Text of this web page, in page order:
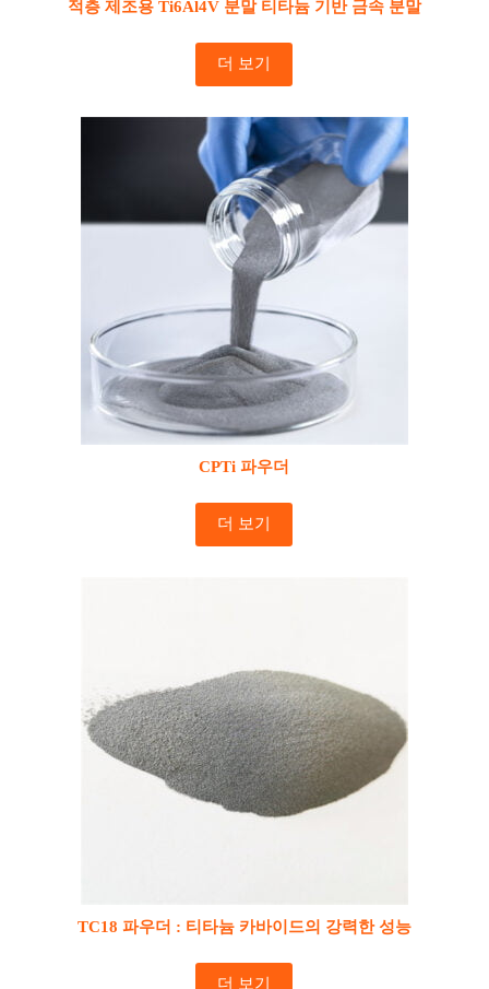
적층 제조용 Ti6Al4V 분말 티타늄 기반 금속 분말
더 보기
CPTi 파우더
더 보기
TC18 파우더 : 티타늄 카바이드의 강력한 성능
더 보기